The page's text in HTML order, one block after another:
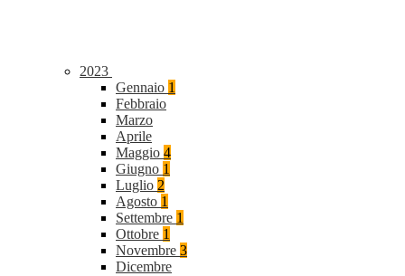
2023
Gennaio 1
Febbraio
Marzo
Aprile
Maggio 4
Giugno 1
Luglio 2
Agosto 1
Settembre 1
Ottobre 1
Novembre 3
Dicembre